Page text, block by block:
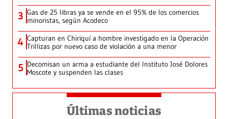
3 Gas de 25 libras ya se vende en el 95% de los comercios
minoristas, según Acodeco
4 Capturan en Chiriquí a hombre investigado en la Operación
Trillizas por nuevo caso de violación a una menor
5 Decomisan un arma a estudiante del Instituto José Dolores
Moscote y suspenden las clases
Últimas noticias